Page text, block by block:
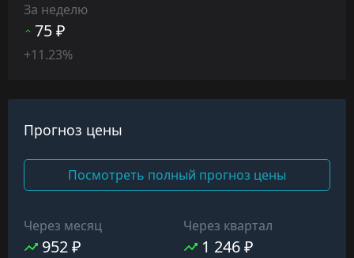
За неделю
75 ₽
+11.23%
Прогноз цены
Посмотреть полный прогноз цены
Через месяц
952 ₽
Через квартал
1 246 ₽